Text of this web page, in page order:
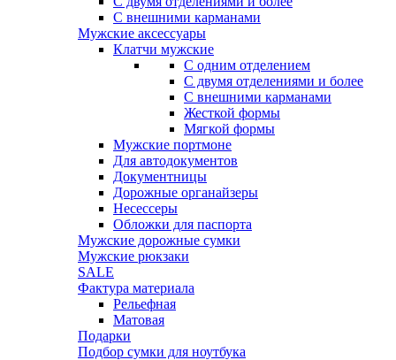
С внешними карманами
Мужские аксессуары
Клатчи мужские
С одним отделением
С двумя отделениями и более
С внешними карманами
Жесткой формы
Мягкой формы
Мужские портмоне
Для автодокументов
Документницы
Дорожные органайзеры
Несессеры
Обложки для паспорта
Мужские дорожные сумки
Мужские рюкзаки
SALE
Фактура материала
Рельефная
Матовая
Подарки
Подбор сумки для ноутбука